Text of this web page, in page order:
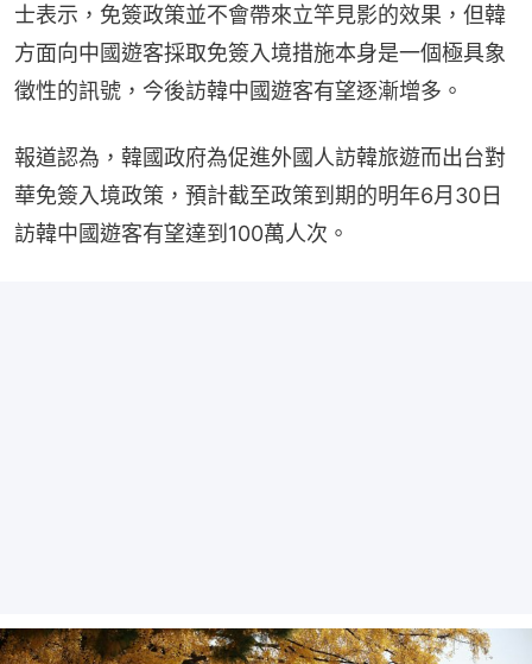
士表示，免簽政策並不會帶來立竿見影的效果，但韓
方面向中國遊客採取免簽入境措施本身是一個極具象
徵性的訊號，今後訪韓中國遊客有望逐漸增多。
報道認為，韓國政府為促進外國人訪韓旅遊而出台對
華免簽入境政策，預計截至政策到期的明年6月30日
訪韓中國遊客有望達到100萬人次。